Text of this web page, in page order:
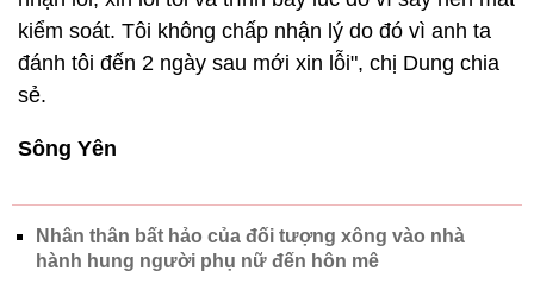
kiểm soát. Tôi không chấp nhận lý do đó vì anh ta
đánh tôi đến 2 ngày sau mới xin lỗi", chị Dung chia
sẻ.
Sông Yên
Nhân thân bất hảo của đối tượng xông vào nhà
hành hung người phụ nữ đến hôn mê